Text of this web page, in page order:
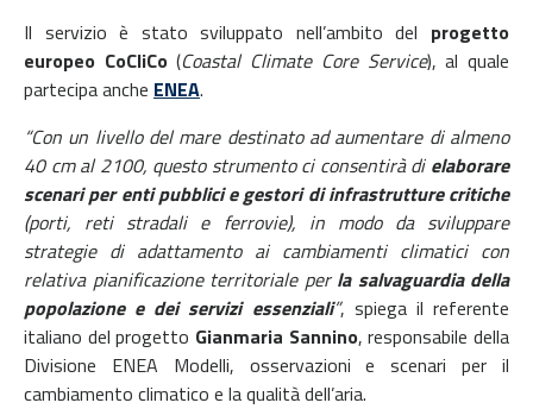
Il servizio è stato sviluppato nell’ambito del progetto
europeo CoCliCo(Coastal Climate Core Service), al quale
partecipa anche ENEA.
“Con un livello del mare destinato ad aumentare di almeno
40 cm al 2100, questo strumento ci consentirà dielaborare
scenari per enti pubblici e gestori di infrastrutture critiche
(porti, reti stradali e ferrovie), in modo da sviluppare
strategie di adattamento ai cambiamenti climatici con
relativa pianificazione territoriale perla salvaguardia della
popolazione e dei servizi essenziali”, spiega il referente
italiano del progetto Gianmaria Sannino, responsabile della
Divisione ENEA Modelli, osservazioni e scenari per il
cambiamento climatico e la qualità dell’aria.